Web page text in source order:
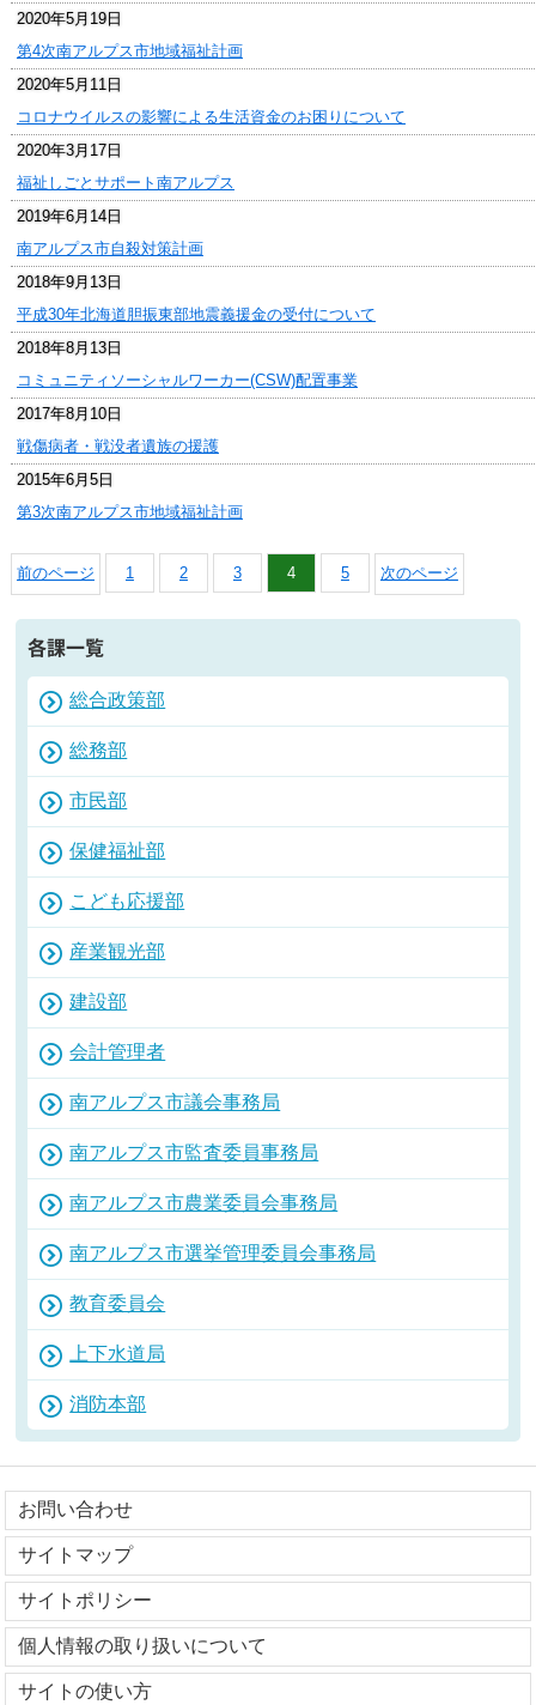
2020年5月19日
第4次南アルプス市地域福祉計画
2020年5月11日
コロナウイルスの影響による生活資金のお困りについて
2020年3月17日
福祉しごとサポート南アルプス
2019年6月14日
南アルプス市自殺対策計画
2018年9月13日
平成30年北海道胆振東部地震義援金の受付について
2018年8月13日
コミュニティソーシャルワーカー(CSW)配置事業
2017年8月10日
戦傷病者・戦没者遺族の援護
2015年6月5日
第3次南アルプス市地域福祉計画
前のページ 1 2 3 4 5 次のページ
各課一覧
総合政策部
総務部
市民部
保健福祉部
こども応援部
産業観光部
建設部
会計管理者
南アルプス市議会事務局
南アルプス市監査委員事務局
南アルプス市農業委員会事務局
南アルプス市選挙管理委員会事務局
教育委員会
上下水道局
消防本部
お問い合わせ
サイトマップ
サイトポリシー
個人情報の取り扱いについて
サイトの使い方